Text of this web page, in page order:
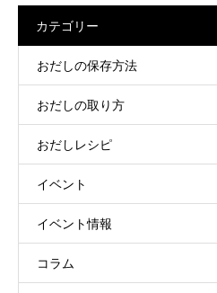
カテゴリー
おだしの保存方法
おだしの取り方
おだしレシピ
イベント
イベント情報
コラム